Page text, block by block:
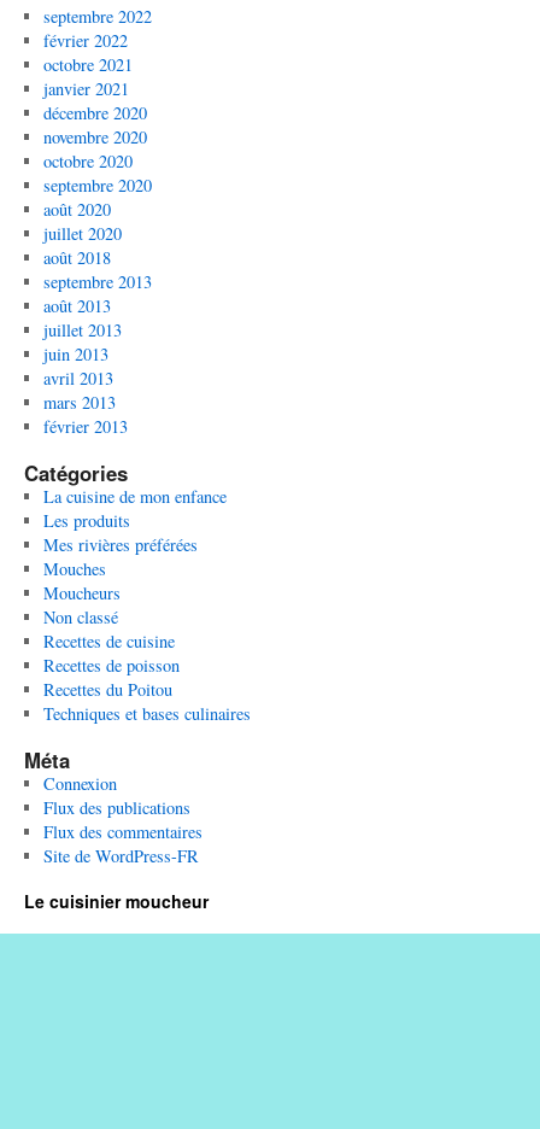
septembre 2022
février 2022
octobre 2021
janvier 2021
décembre 2020
novembre 2020
octobre 2020
septembre 2020
août 2020
juillet 2020
août 2018
septembre 2013
août 2013
juillet 2013
juin 2013
avril 2013
mars 2013
février 2013
Catégories
La cuisine de mon enfance
Les produits
Mes rivières préférées
Mouches
Moucheurs
Non classé
Recettes de cuisine
Recettes de poisson
Recettes du Poitou
Techniques et bases culinaires
Méta
Connexion
Flux des publications
Flux des commentaires
Site de WordPress-FR
Le cuisinier moucheur